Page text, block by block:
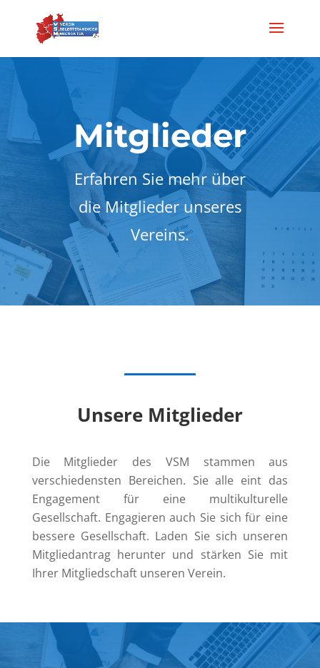
Mitglieder
Erfahren Sie mehr über
die Mitglieder unseres
Vereins.
Unsere Mitglieder
Die Mitglieder des VSM stammen aus
verschiedensten Bereichen. Sie alle eint das
Engagement für eine multikulturelle
Gesellschaft. Engagieren auch Sie sich für eine
bessere Gesellschaft. Laden Sie sich unseren
Mitgliedantrag herunter und stärken Sie mit
Ihrer Mitgliedschaft unseren Verein.